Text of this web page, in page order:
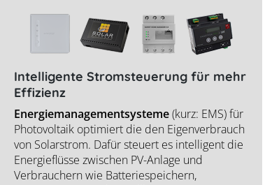
Intelligente Stromsteuerung für mehr
Effizienz
Energiemanagementsysteme(kurz: EMS) für
Photovoltaik optimiert die den Eigenverbrauch
von Solarstrom. Dafür steuert es intelligent die
Energieflüsse zwischen PV-Anlage und
Verbrauchern wie Batteriespeichern,